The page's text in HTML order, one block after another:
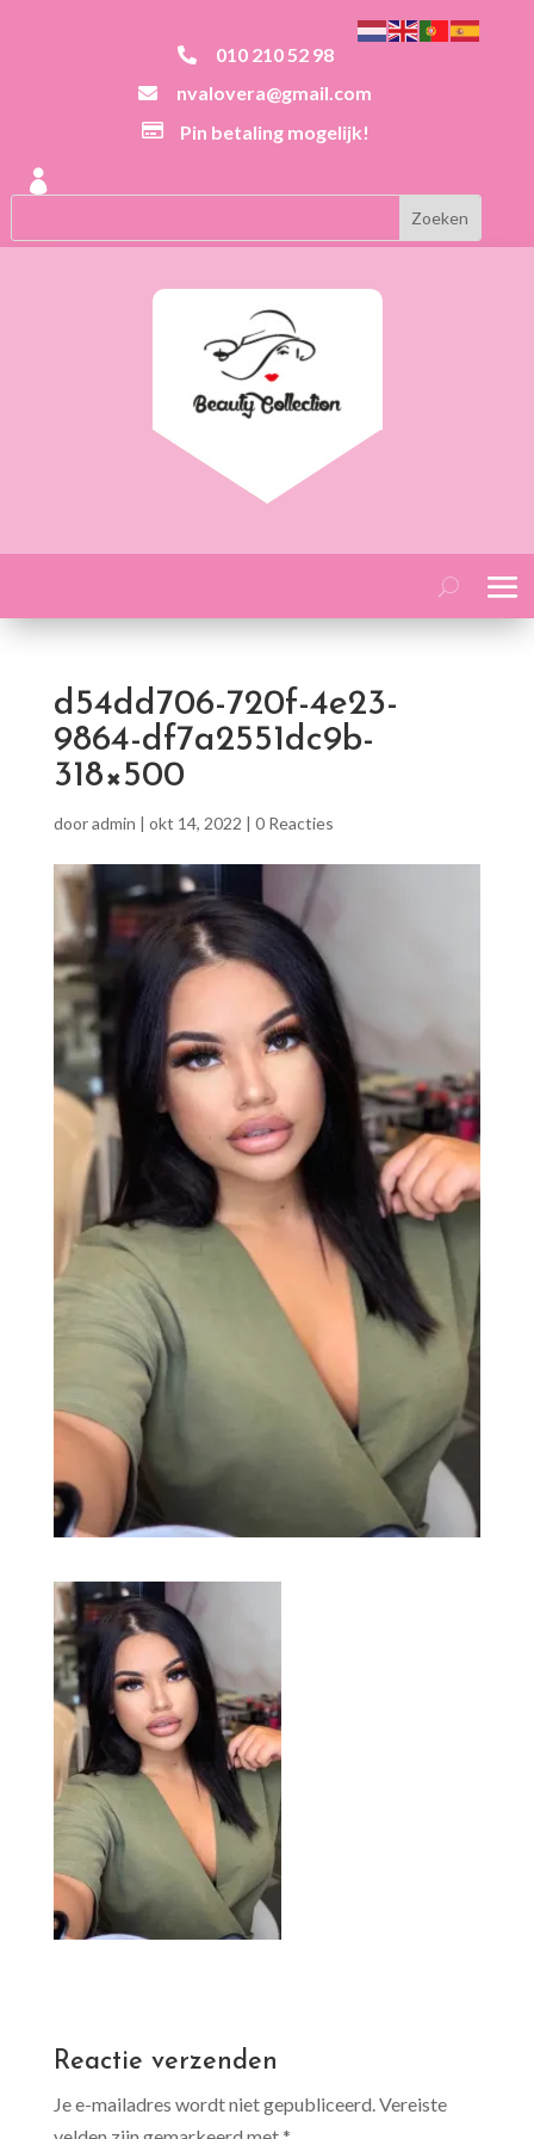
 010 210 52 98
 nvalovera@gmail.com
 Pin betaling mogelijk!

d54dd706-720f-4e23-
9864-df7a2551dc9b-
318×500
dooradmin | okt 14, 2022 | 0 Reacties
Reactie verzenden
Je e-mailadres wordt niet gepubliceerd. Vereiste